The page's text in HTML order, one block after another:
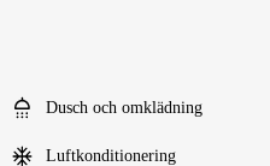
Dusch och omklädning
Luftkonditionering